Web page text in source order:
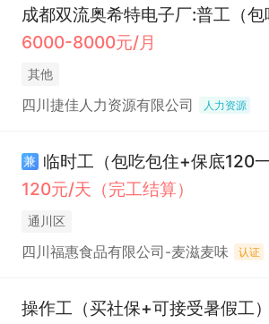
6000-8000元/月
其他
四川捷佳人力资源有限公司 人力资源
兼 临时工（包吃包住+保底120一
120元/天（完工结算）
通川区
四川福惠食品有限公司-麦滋麦味 认证
操作工（买社保+可接受暑假工）